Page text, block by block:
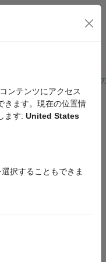
学生・キャリア初期
ーション メ
ンテンツにアクセス
きます。現在の位置情
ます: United States
択することもできま